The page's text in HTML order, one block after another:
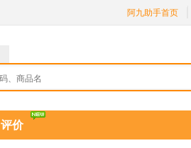
阿九助手首页
评价